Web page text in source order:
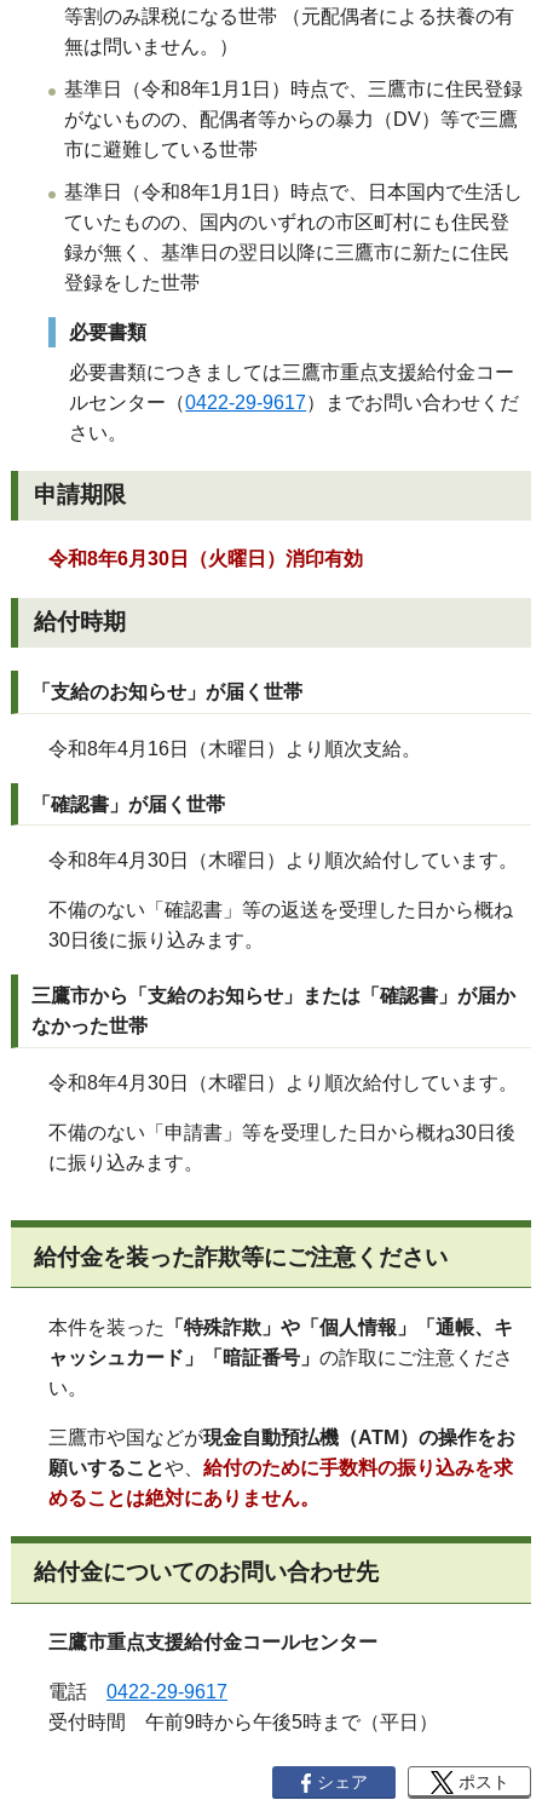
等割のみ課税になる世帯 （元配偶者による扶養の有
無は問いません。）
基準日（令和8年1月1日）時点で、三鷹市に住民登録
がないものの、配偶者等からの暴力（DV）等で三鷹
市に避難している世帯
基準日（令和8年1月1日）時点で、日本国内で生活し
ていたものの、国内のいずれの市区町村にも住民登
録が無く、基準日の翌日以降に三鷹市に新たに住民
登録をした世帯
必要書類
必要書類につきましては三鷹市重点支援給付金コー
ルセンター（0422-29-9617）までお問い合わせくだ
さい。
申請期限
令和8年6月30日（火曜日）消印有効
給付時期
「支給のお知らせ」が届く世帯
令和8年4月16日（木曜日）より順次支給。
「確認書」が届く世帯
令和8年4月30日（木曜日）より順次給付しています。
不備のない「確認書」等の返送を受理した日から概ね
30日後に振り込みます。
三鷹市から「支給のお知らせ」または「確認書」が届か
なかった世帯
令和8年4月30日（木曜日）より順次給付しています。
不備のない「申請書」等を受理した日から概ね30日後
に振り込みます。
給付金を装った詐欺等にご注意ください
本件を装った
「特殊詐欺」や「個人情報」「通帳、キ
ャッシュカード」「暗証番号」 の詐取にご注意くださ
い。
三鷹市や国などが現金自動預払機（ATM）の操作をお
願いすることや、 給付のために手数料の振り込みを求
めることは絶対にありません。
給付金についてのお問い合わせ先
三鷹市重点支援給付金コールセンター
電話 0422-29-9617
受付時間 午前9時から午後5時まで（平日）
シェア ポスト